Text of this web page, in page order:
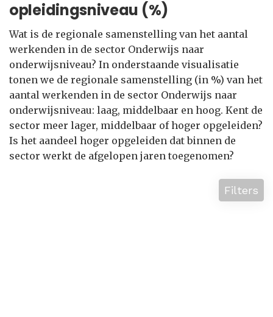
opleidingsniveau (%)
Wat is de regionale samenstelling van het aantal
werkenden in de sector Onderwijs naar
onderwijsniveau? In onderstaande visualisatie
tonen we de regionale samenstelling (in %) van het
aantal werkenden in de sector Onderwijs naar
onderwijsniveau: laag, middelbaar en hoog. Kent de
sector meer lager, middelbaar of hoger opgeleiden?
Is het aandeel hoger opgeleiden dat binnen de
sector werkt de afgelopen jaren toegenomen?
Filters